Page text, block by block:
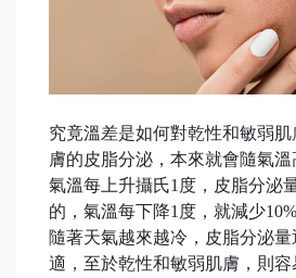
究竟溫差是如何對乾性和敏弱
膚的皮脂分泌，本來就會隨氣溫
氣溫每上升攝氏1度，皮脂分泌
的，氣溫每下降1度，就減少
隨著天氣越來越冷，皮脂分泌
適，至於乾性和敏弱肌膚，則